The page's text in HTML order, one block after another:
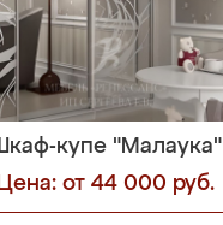
купе "Малаука"
Цена: от 44 000 руб.